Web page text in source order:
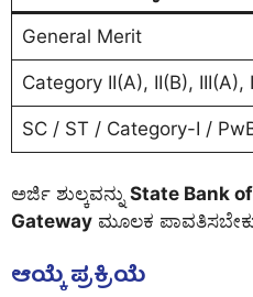
General Merit
Category II(A), II(B), III(A),
SC / ST / Category-I /
ಅರ್ಜಿ ಶುಲ್ಕವನ್ನು State Bank
Gateway ಮೂಲಕ
ಆಯ್ಕೆ ಪ್ರಕ್ರಿಯೆ